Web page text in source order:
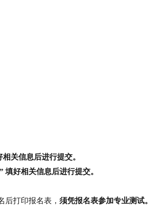
关信息后进行提交。
好相关信息后进行提交。
后打印报名表， 须凭报名表参加专业测试。